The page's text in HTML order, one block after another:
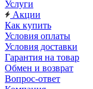
Услуги
Акции
Как купить
Условия оплаты
Условия доставки
Гарантия на товар
Обмен и возврат
Вопрос-ответ